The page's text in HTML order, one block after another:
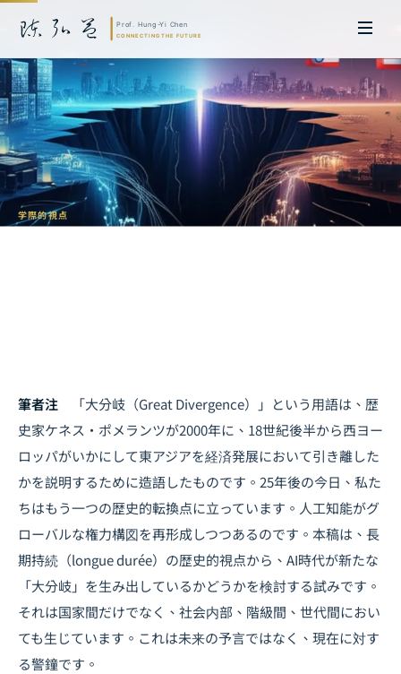
学際的視点
筆者注 「大分岐（Great Divergence）」という用語は、歴
史家ケネス・ポメランツが2000年に、18世紀後半から西ヨー
ロッパがいかにして東アジアを経済発展において引き離した
かを説明するために造語したものです。25年後の今日、私た
ちはもう一つの歴史的転換点に立っています。人工知能がグ
ローバルな権力構図を再形成しつつあるのです。本稿は、長
期持続（longue durée）の歴史的視点から、AI時代が新たな
「大分岐」を生み出しているかどうかを検討する試みです。
それは国家間だけでなく、社会内部、階級間、世代間におい
ても生じています。これは未来の予言ではなく、現在に対す
る警鐘です。